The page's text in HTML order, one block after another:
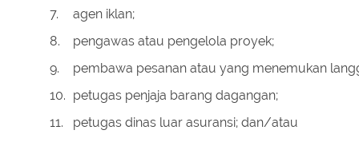
7.
agen iklan;
8.
pengawas atau pengelola proyek;
9.
pembawa pesanan atau yang menemukan
10. petugas penjaja barang dagangan;
11.
petugas dinas luar asuransi; dan/atau